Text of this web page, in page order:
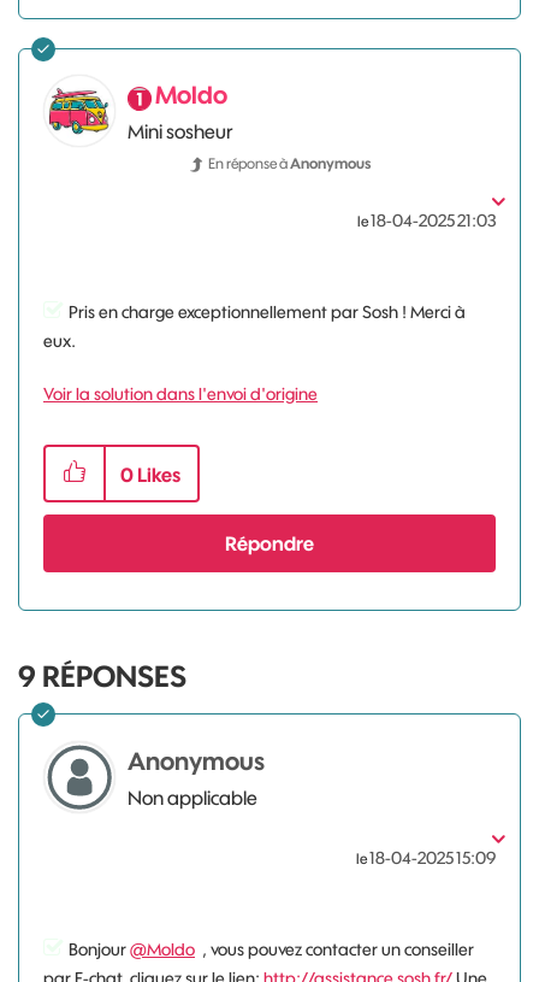
Moldo
Mini sosheur
En réponse àAnonymous
le‎18-04-202521:03
Pris en charge exceptionnellement par Sosh ! Merci à
eux.
Voir la solution dans l'envoi d'origine
0 Likes
Répondre
9 RÉPONSES
Anonymous
Non applicable
le‎18-04-202515:09
Bonjour@Moldo , vous pouvez contacter un conseiller